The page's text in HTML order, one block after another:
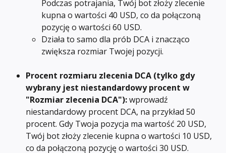
Podczas potrajania, Twój bot złoży zlecenie
kupna o wartości 40 USD, co da połączoną
pozycję o wartości 60 USD.
Działa to samo dla prób DCA i znacząco
zwiększa rozmiar Twojej pozycji.
Procent rozmiaru zlecenia DCA (tylko gdy
wybrany jest niestandardowy procent w
"Rozmiar zlecenia DCA"): wprowadź
niestandardowy procent DCA, na przykład 50
procent. Gdy Twoja pozycja ma wartość 20 USD,
Twój bot złoży zlecenie kupna o wartości 10 USD,
co da połączoną pozycję o wartości 30 USD.